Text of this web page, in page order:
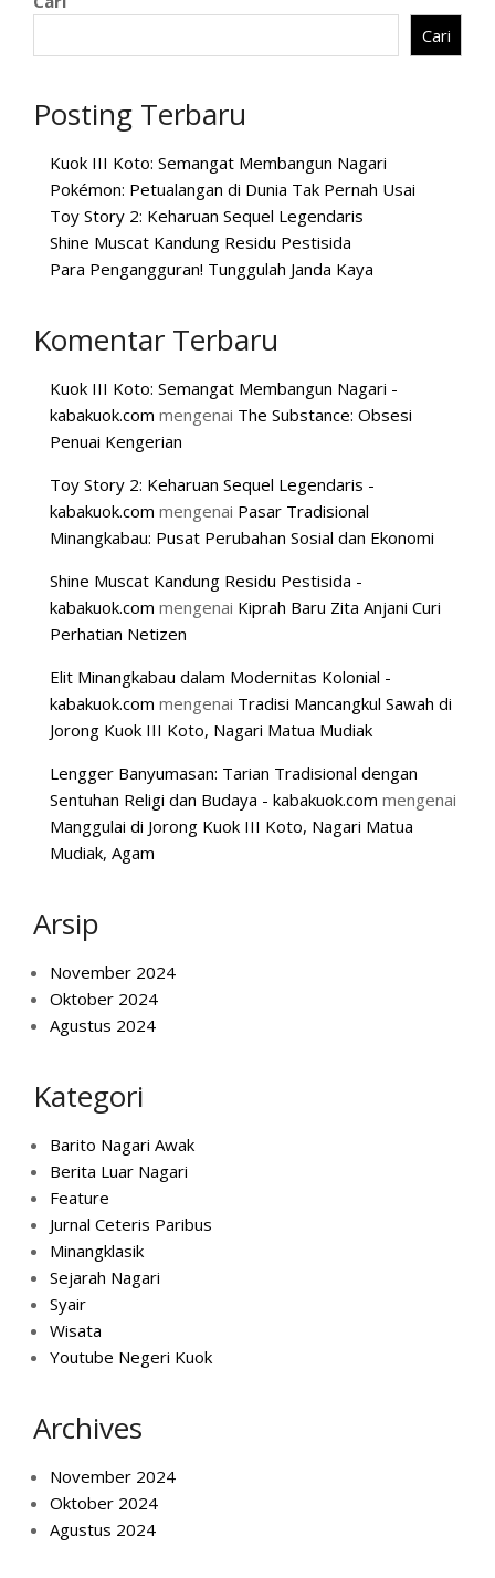
Cari
Posting Terbaru
Kuok III Koto: Semangat Membangun Nagari
Pokémon: Petualangan di Dunia Tak Pernah Usai
Toy Story 2: Keharuan Sequel Legendaris
Shine Muscat Kandung Residu Pestisida
Para Pengangguran! Tunggulah Janda Kaya
Komentar Terbaru
Kuok III Koto: Semangat Membangun Nagari -
kabakuok.com mengenai The Substance: Obsesi
Penuai Kengerian
Toy Story 2: Keharuan Sequel Legendaris -
kabakuok.com mengenai Pasar Tradisional
Minangkabau: Pusat Perubahan Sosial dan Ekonomi
Shine Muscat Kandung Residu Pestisida -
kabakuok.com mengenai Kiprah Baru Zita Anjani Curi
Perhatian Netizen
Elit Minangkabau dalam Modernitas Kolonial -
kabakuok.com mengenai Tradisi Mancangkul Sawah di
Jorong Kuok III Koto, Nagari Matua Mudiak
Lengger Banyumasan: Tarian Tradisional dengan
Sentuhan Religi dan Budaya - kabakuok.com mengenai
Manggulai di Jorong Kuok III Koto, Nagari Matua
Mudiak, Agam
Arsip
November 2024
Oktober 2024
Agustus 2024
Kategori
Barito Nagari Awak
Berita Luar Nagari
Feature
Jurnal Ceteris Paribus
Minangklasik
Sejarah Nagari
Syair
Wisata
Youtube Negeri Kuok
Archives
November 2024
Oktober 2024
Agustus 2024